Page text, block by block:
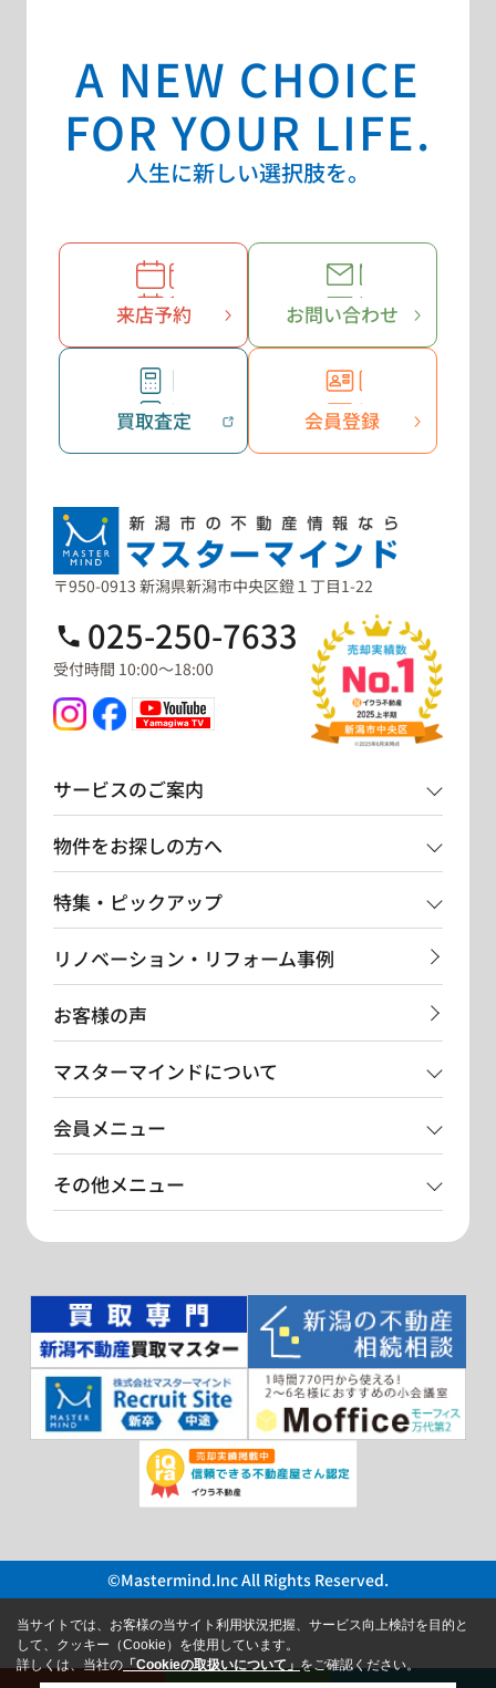
A NEW CHOICE
FOR YOUR LIFE.
人生に新しい選択肢を。
来店予約 お問い合わせ
買取査定 会員登録
〒950-0913 新潟県新潟市中央区鐙１丁目1-22
025-250-7633
受付時間 10:00～18:00
サービスのご案内
物件をお探しの方へ
特集・ピックアップ
リノベーション・リフォーム事例
お客様の声
マスターマインドについて
会員メニュー
その他メニュー
©Mastermind.Inc All Rights Reserved.
当サイトでは、お客様の当サイト利用状況把握、サービス向上検討を目的と
して、クッキー（Cookie）を使用しています。
詳しくは、当社の 「Cookieの取扱いについて」 をご確認ください。